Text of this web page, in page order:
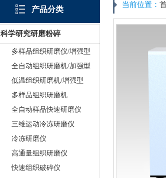
产品分类
科学研究研磨粉碎
多样品组织研磨仪/增强型
全自动组织研磨机/加强型
低温组织研磨机/增强型
多样品组织研磨机
全自动样品快速研磨仪
三维运动冷冻研磨仪
冷冻研磨仪
高通量组织研磨仪
快速组织破碎仪
当前位置：